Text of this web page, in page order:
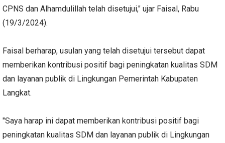
CPNS dan Alhamdulillah telah disetujui," ujar Faisal, Rabu
(19/3/2024).
Faisal berharap, usulan yang telah disetujui tersebut dapat
memberikan kontribusi positif bagi peningkatan kualitas SDM
dan layanan publik di Lingkungan Pemerintah Kabupaten
Langkat.
"Saya harap ini dapat memberikan kontribusi positif bagi
peningkatan kualitas SDM dan layanan publik di Lingkungan